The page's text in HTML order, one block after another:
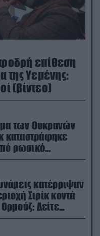
επίθεση
της Υεμένης:
(βίντεο)
των Ουκρανών
καταστράφηκε
ρωσικό
στην πόλη!
κατέρριψαν
Σιρίκ κοντά
Δείτε